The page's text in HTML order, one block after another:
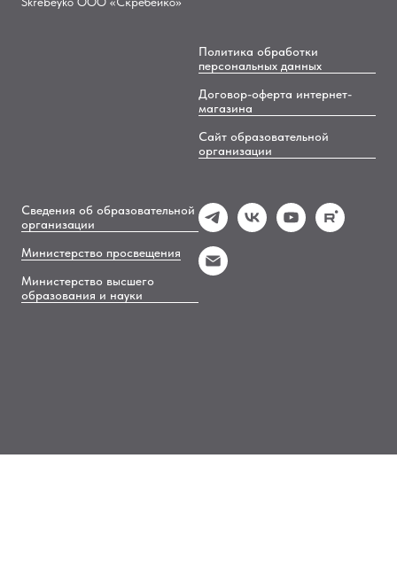
Политика обработки
персональных данных
Договор-оферта интернет-
магазина
Сайт образовательной
организации
Сведения об образовательной
организации
Министерство просвещения
Министерство высшего
образования и науки